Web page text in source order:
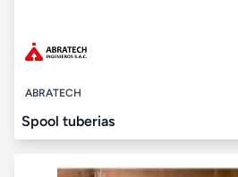
ABRATECH
Spool tuberias